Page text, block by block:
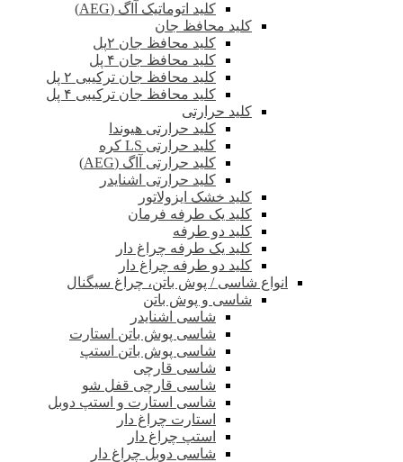
کلید اتوماتیک آاگ (AEG)
کلید محافظ جان
کلید محافظ جان ۲پل
کلید محافظ جان ۴ پل
کلید محافظ جان ترکیبی ۲ پل
کلید محافظ جان ترکیبی ۴ پل
کلید حرارتی
کلید حرارتی هیوندا
کلید حرارتی LS کره
کلید حرارتی آاگ (AEG)
کلید حرارتی اشنایدر
کلید خشک ایزولاتور
کلید یک طرفه فرمان
کلید دو طرفه
کلید یک طرفه چراغ دار
کلید دو طرفه چراغ دار
انواع شاسی / پوش باتن، چراغ سیگنال
شاسی و پوش باتن
شاسی اشنایدر
شاسی پوش باتن استارت
شاسی پوش باتن استپ
شاسی قارچی
شاسی قارچی قفل شو
شاسی استارت و استپ دوبل
استارت چراغ دار
استپ چراغ دار
شاسی دوبل چراغ دار